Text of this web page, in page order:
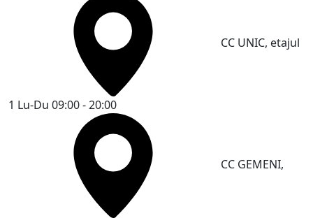
CC UNIC, etajul
1 Lu-Du 09:00 - 20:00
CC GEMENI,